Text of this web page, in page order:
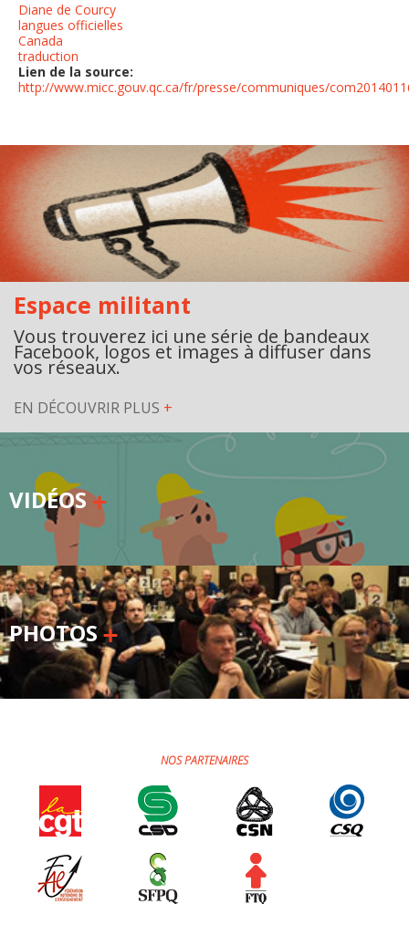
Diane de Courcy
langues officielles
Canada
traduction
Lien de la source:
http://www.micc.gouv.qc.ca/fr/presse/communiques/
Espace militant
Vous trouverez ici une série de bandeaux
Facebook, logos et images à diffuser dans
vos réseaux.
EN DÉCOUVRIR PLUS +
VIDÉOS
PHOTOS
NOS PARTENAIRES